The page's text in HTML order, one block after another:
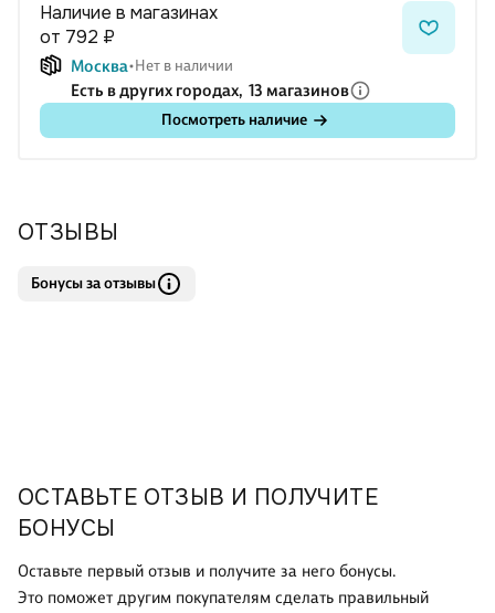
издательства Эксмо станет хорошим подарком поклонникам
творчества Елены Кощеевны. Рекомендуется для читателей
старше 16 лет.
Наличие в магазинах
от 792 ₽
Москва Нет в наличии
Есть в других городах, 13 магазинов
Посмотреть наличие
ОТЗЫВЫ
Бонусы за отзывы
ОСТАВЬТЕ ОТЗЫВ И ПОЛУЧИТЕ
БОНУСЫ
Оставьте первый отзыв и получите за него бонусы.
Это поможет другим покупателям сделать правильный